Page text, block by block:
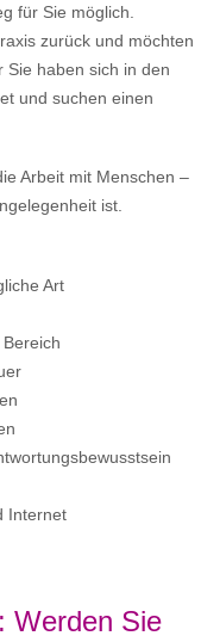
für Sie möglich.
zurück und möchten
Sie haben sich in den
und suchen einen
Arbeit mit Menschen –
ist.
Art
Internet
Werden Sie